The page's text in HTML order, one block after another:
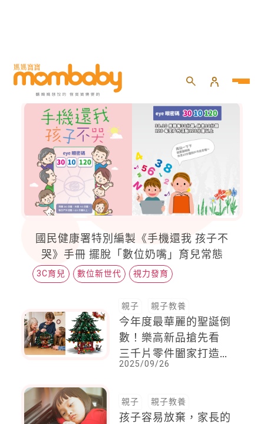
親子教養
國民健康署特別編製《手機還我 孩子不
哭》手冊 擺脫「數位奶嘴」育兒常態
3C育兒 數位新世代 視力發育
親子 親子教養
今年度最華麗的聖誕倒
數！樂高新品搶先看
三千片零件闔家打造耶
誕歡樂
2025/09/26
親子 親子教養
孩子容易放棄，家長的